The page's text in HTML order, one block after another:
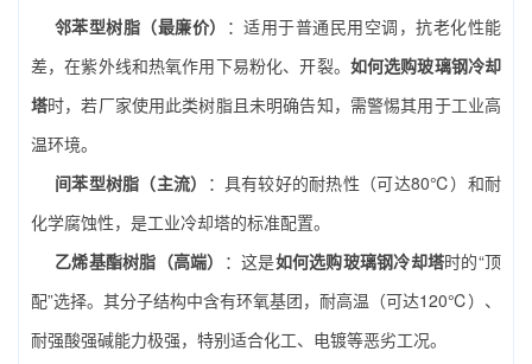
邻苯型树脂（最廉价） ：适用于普通民用空调，抗老化性能
差，在紫外线和热氧作用下易粉化、开裂。 如何选购玻璃钢冷却
塔时，若厂家使用此类树脂且未明确告知，需警惕其用于工业高
温环境。
间苯型树脂（主流） ：具有较好的耐热性（可达80℃）和耐
化学腐蚀性，是工业冷却塔的标准配置。
乙烯基酯树脂（高端） ：这是如何选购玻璃钢冷却塔时的“顶
配”选择。其分子结构中含有环氧基团，耐高温（可达120℃）、
耐强酸强碱能力极强，特别适合化工、电镀等恶劣工况。